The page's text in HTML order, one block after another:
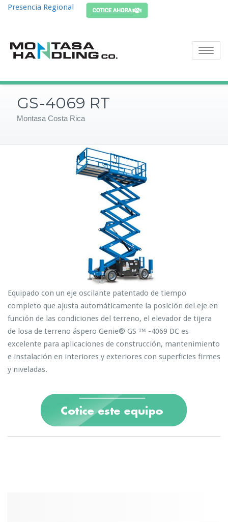
Presencia Regional
Toggle
GS-4069 RT
Montasa Costa Rica
Equipado con un eje oscilante patentado de tiempo
completo que ajusta automáticamente la posición del eje en
función de las condiciones del terreno, el elevador de tijera
de losa de terreno áspero Genie® GS ™ -4069 DC es
excelente para aplicaciones de construcción, mantenimiento
e instalación en interiores y exteriores con superficies firmes
y niveladas.